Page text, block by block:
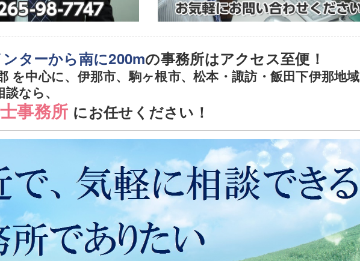
ターから南に200mの事務所はアクセス至便！
を中心に、伊那市、駒ヶ根市、松本・諏訪・飯田下伊那地
なら、
事務所 にお任せください！